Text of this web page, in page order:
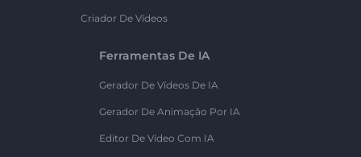
Criador De Vídeos
Ferramentas De IA
Gerador De Vídeos De IA
Gerador De Animação Por IA
Editor De Vídeo Com IA